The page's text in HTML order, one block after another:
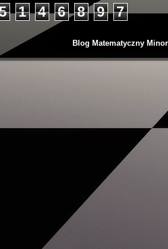
1 4 6 8 9 7
Blog Matematyczny